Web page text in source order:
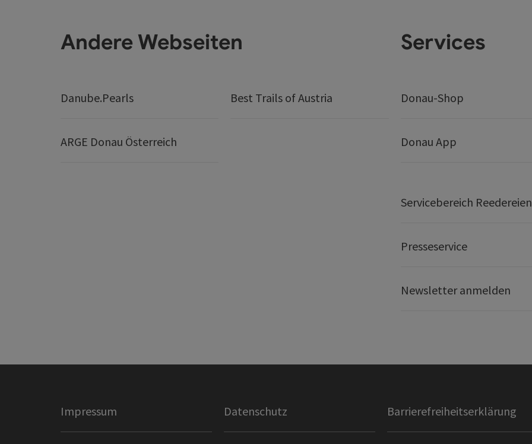
Andere Webseiten
Danube.Pearls Best Trails of Austria
ARGE Donau Österreich
Services
Donau-Shop
Donau App
Servicebereich Reedereien
Presseservice
Newsletter anmelden
Impressum Datenschutz Barrierefreiheitserklärung